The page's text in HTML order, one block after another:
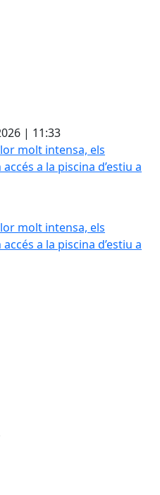
| 11:33
molt intensa, els col·lectius
molt intensa, els col·lectius